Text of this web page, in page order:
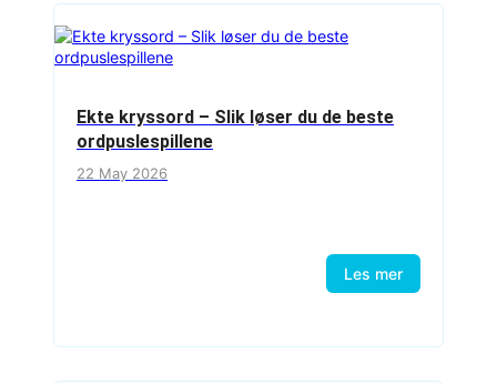
Ekte kryssord – Slik løser du de beste
ordpuslespillene
22 May 2026
Les mer